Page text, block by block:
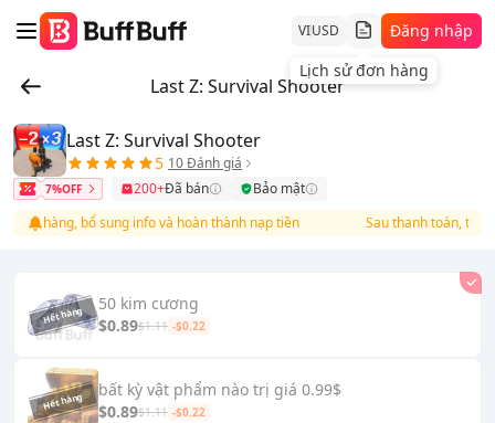
VIUSD
Lịch sử đơn hàng
Đăng nhập
Last Z: Survival Shooter
Last Z: Survival Shooter
5 10 Đánh giá
7%OFF 200+Đã bán
Bảo mật
hàng, bổ sung info và hoàn thành nạp tiền
Sau thanh toán, truy
50 kim cương
$0.89$1.11 -$0.22
bất kỳ vật phẩm nào trị giá 0.99$
$0.89$1.11 -$0.22